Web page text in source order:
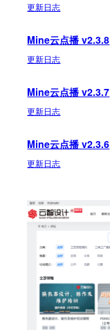
更新日志
Mine云点播 v2.3.8
更新日志
Mine云点播 v2.3.7
更新日志
Mine云点播 v2.3.6
更新日志